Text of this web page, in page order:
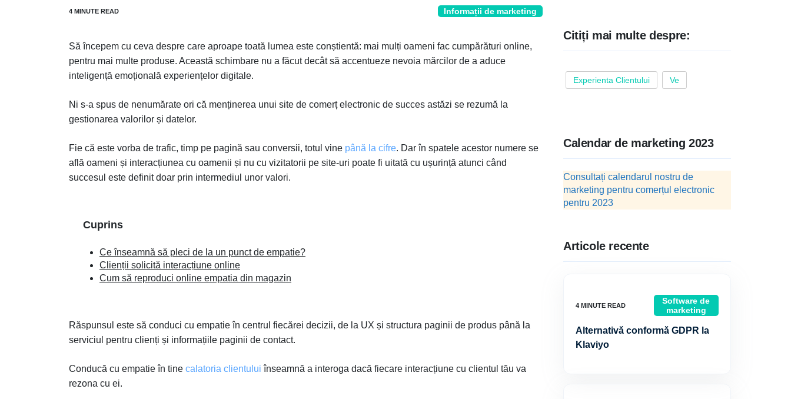
Informații de marketing
Să începem cu ceva despre care aproape toată lumea este conștientă: mai mulți oameni fac cumpărături online,
pentru mai multe produse. Această schimbare nu a făcut decât să accentueze nevoia mărcilor de a aduce
inteligență emoțională experiențelor digitale.
Ni s-a spus de nenumărate ori că menținerea unui site de comerț electronic de succes astăzi se rezumă la
gestionarea valorilor și datelor.
Fie că este vorba de trafic, timp pe pagină sau conversii, totul vine până la cifre. Dar în spatele acestor numere se
află oameni și interacțiunea cu oamenii și nu cu vizitatorii pe site-uri poate fi uitată cu ușurință atunci când
succesul este definit doar prin intermediul unor valori.
Cuprins
Ce înseamnă să pleci de la un punct de empatie?
Clienții solicită interacțiune online
Cum să reproduci online empatia din magazin
Răspunsul este să conduci cu empatie în centrul fiecărei decizii, de la UX și structura paginii de produs până la
serviciul pentru clienți și informațiile paginii de contact.
Conducă cu empatie în tine calatoria clientului înseamnă a interoga dacă fiecare interacțiune cu clientul tău va
rezona cu ei.
Citiți mai multe despre:
Experienta Clientului Ve
Calendar de marketing 2023
Consultați calendarul nostru de
marketing pentru comerțul electronic
pentru 2023
Articole recente
Software de
marketing
Alternativă conformă GDPR la
Klaviyo